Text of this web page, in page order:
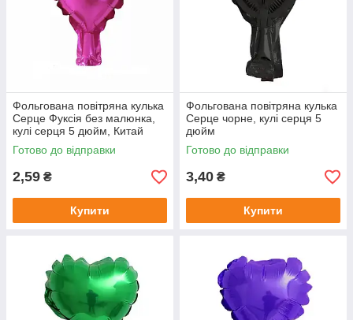
Фольгована повітряна кулька
Серце Фуксія без малюнка,
кулі серця 5 дюйм, Китай
Готово до відправки
2,59 ₴
Купити
Фольгована повітряна кулька
Серце чорне, кулі серця 5
дюйм
Готово до відправки
3,40 ₴
Купити